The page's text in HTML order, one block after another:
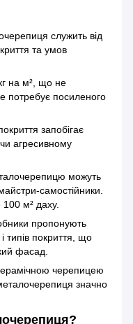
служить від
та умов
на м², що не
потребує посиленого
запобігає
агресивному
можуть
самостійники.
м² даху.
пропонують
типів покриття, що
фасад.
черепицею
значно